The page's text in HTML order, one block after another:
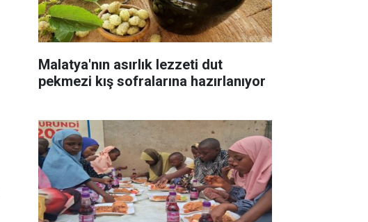
Malatya'nın asırlık lezzeti dut
pekmezi kış sofralarına hazırlanıyor